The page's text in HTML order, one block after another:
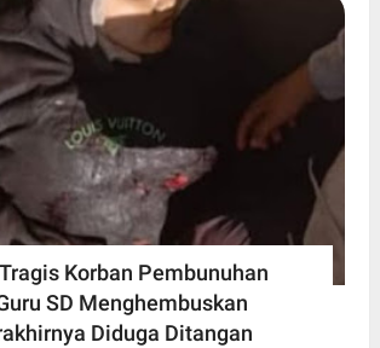
Korban Pembunuhan
SD Menghembuskan
Diduga Ditangan